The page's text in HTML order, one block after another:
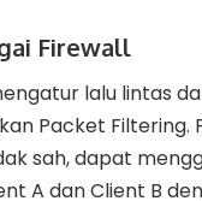
Firewall
lalu lintas
Packet
sah, dapat
A dan Client B